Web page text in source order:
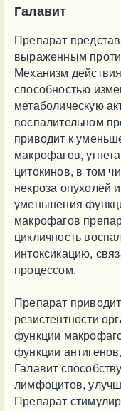
Галавит
Препарат
выраженным
Механизм
способностью
метаболическую
воспалительном
приводит к
макрофагов,
цитокинов, в том
некроза опухолей
уменьшения
макрофагов
цикличность
интоксикацию,
процессом.
Препарат
резистентности
функции
функции
Галавит
лимфоцитов,
Препарат